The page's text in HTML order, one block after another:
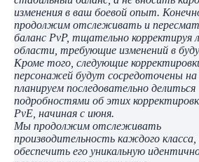
изменения в ваш боевой опыт.
продолжим отслеживать и
баланс PvP, тщательно корректируя
области, требующие изменений в
Кроме того, следующие
персонажей будут сосредоточены
планируем последовательно делиться
подробностями об этих
PvE, начиная с июня.
Мы продолжим отслеживать
производительность каждого
обеспечить его уникальную